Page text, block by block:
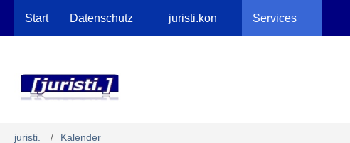
Start Datenschutz juristi.kon Services
juristi. Kalender